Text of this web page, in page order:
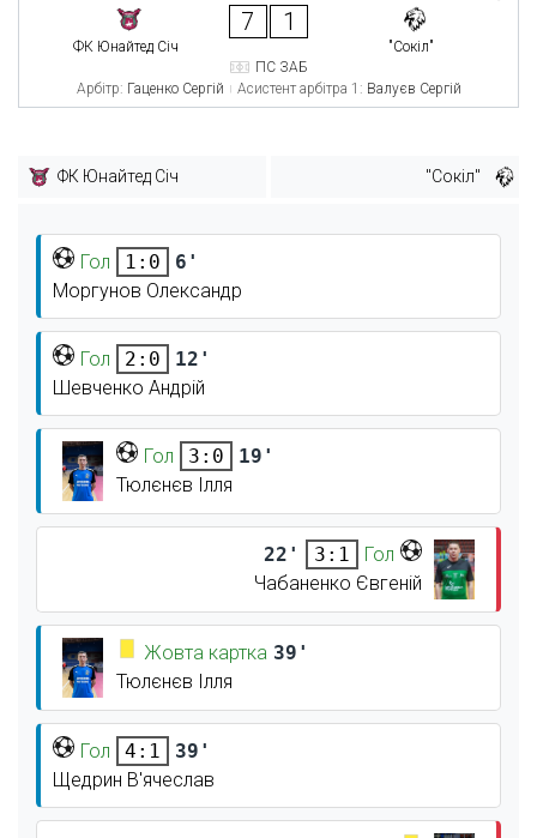
ФК Юнайтед Січ
7 1
"Сокіл"
ПС ЗАБ
Арбітр: Гаценко Сергій Асистент арбітра 1: Валуєв Сергій
ФК Юнайтед Січ "Сокіл"
Гол 1:0
6'
Моргунов Олександр
Гол 2:0
12'
Шевченко Андрій
Гол 3:0
19'
Тюлєнєв Ілля
22' 3:1
Гол
Чабаненко Євгеній
Жовта картка 39'
Тюлєнєв Ілля
Гол 4:1
39'
Щедрин В'ячеслав